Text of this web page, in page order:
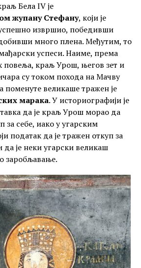
Бела IV је
жупану Стефану, који је
извршио, победивши
много плена. Међутим, то
успеси. Наиме, према
повеља, краљ Урош, његов зет и
су током похода на Мачву
поменуте великаше тражен је
марака. У историографији је
да је краљ Урош морао да
за себе, иако у угарским
податак да је тражен откуп за
је неки угарски великаш
заробљавање.